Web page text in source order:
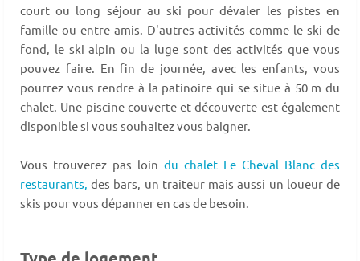
court ou long séjour au ski pour dévaler les pistes en
famille ou entre amis. D'autres activités comme le ski de
fond, le ski alpin ou la luge sont des activités que vous
pouvez faire. En fin de journée, avec les enfants, vous
pourrez vous rendre à la patinoire qui se situe à 50 m du
chalet. Une piscine couverte et découverte est également
disponible si vous souhaitez vous baigner.
Vous trouverez pas loin du chalet Le Cheval Blanc des
restaurants, des bars, un traiteur mais aussi un loueur de
skis pour vous dépanner en cas de besoin.